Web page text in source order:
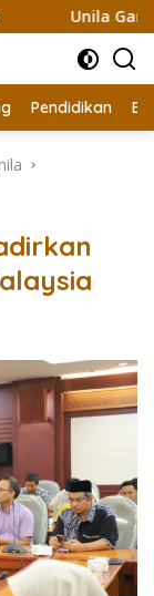
Unila
Pendidikan